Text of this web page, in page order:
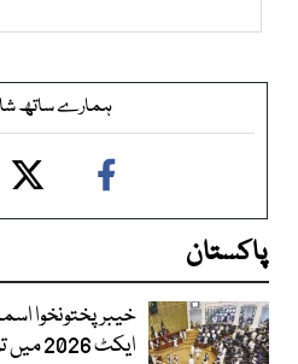
ہمارے ساتھ
پاکستان
خیبرپختونخوا
ایکٹ 2026 میں ترامیم متفقہ طور پر منظور